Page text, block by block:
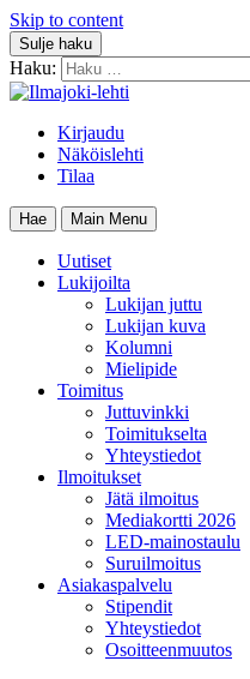
Skip to content
Sulje haku
Haku:
Kirjaudu
Näköislehti
Tilaa
Hae Main Menu
Uutiset
Lukijoilta
Lukijan juttu
Lukijan kuva
Kolumni
Mielipide
Toimitus
Juttuvinkki
Toimitukselta
Yhteystiedot
Ilmoitukset
Jätä ilmoitus
Mediakortti 2026
LED-mainostaulu
Suruilmoitus
Asiakaspalvelu
Stipendit
Yhteystiedot
Osoitteenmuutos